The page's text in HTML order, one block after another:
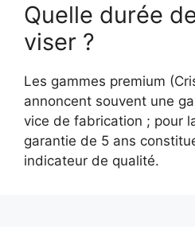
Quelle durée
viser ?
Les gammes premium
annoncent souvent une
vice de fabrication ; pour
garantie de 5 ans
indicateur de qualité.